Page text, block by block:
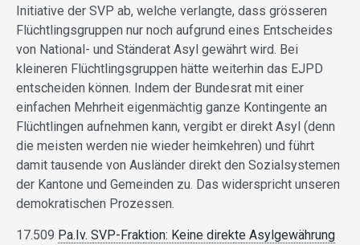
Initiative der SVP ab, welche verlangte, dass grösseren
Flüchtlingsgruppen nur noch aufgrund eines Entscheides
von National- und Ständerat Asyl gewährt wird. Bei
kleineren Flüchtlingsgruppen hätte weiterhin das EJPD
entscheiden können. Indem der Bundesrat mit einer
einfachen Mehrheit eigenmächtig ganze Kontingente an
Flüchtlingen aufnehmen kann, vergibt er direkt Asyl (denn
die meisten werden nie wieder heimkehren) und führt
damit tausende von Ausländer direkt den Sozialsystemen
der Kantone und Gemeinden zu. Das widerspricht unseren
demokratischen Prozessen.
17.509 Pa.Iv. SVP-Fraktion: Keine direkte Asylgewährung